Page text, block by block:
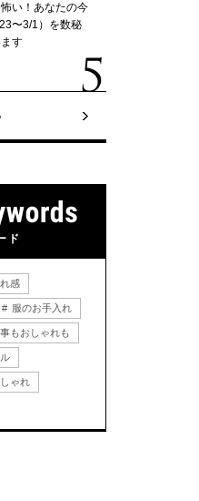
い！あなたの今
〜3/1）を数秘
す
ド
感
服のお手入れ
もおしゃれも
ゃれ